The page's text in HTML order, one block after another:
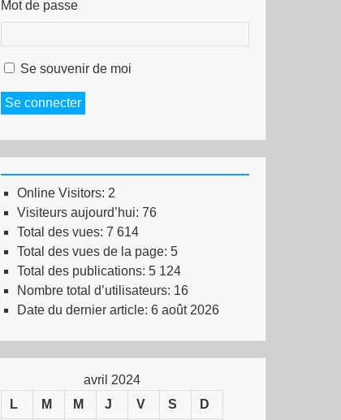
Mot de passe
Se souvenir de moi
Se connecter
Online Visitors: 2
Visiteurs aujourd’hui: 76
Total des vues: 7 614
Total des vues de la page: 5
Total des publications: 5 124
Nombre total d’utilisateurs: 16
Date du dernier article: 6 août 2026
avril 2024
L
M M J V S D